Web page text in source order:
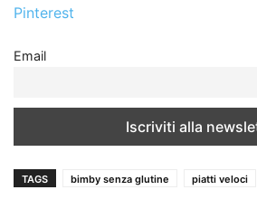
Pinterest
Email
TAGS bimby senza glutine piatti veloci